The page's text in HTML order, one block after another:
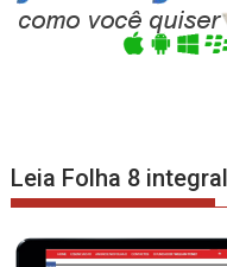
Leia Folha 8